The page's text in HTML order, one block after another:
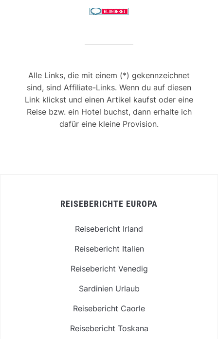
Alle Links, die mit einem (*) gekennzeichnet
sind, sind Affiliate-Links. Wenn du auf diesen
Link klickst und einen Artikel kaufst oder eine
Reise bzw. ein Hotel buchst, dann erhalte ich
dafür eine kleine Provision.
REISEBERICHTE EUROPA
Reisebericht Irland
Reisebericht Italien
Reisebericht Venedig
Sardinien Urlaub
Reisebericht Caorle
Reisebericht Toskana